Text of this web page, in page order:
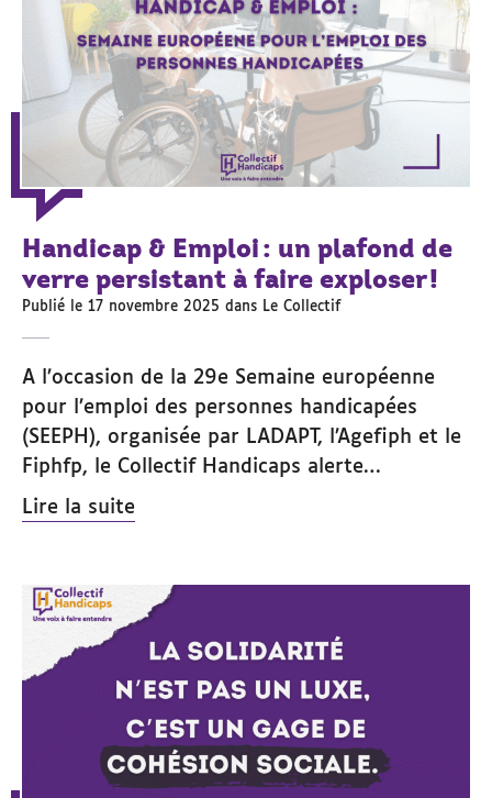
Handicap & Emploi : un plafond de
verre persistant à faire exploser !
Publié le 17 novembre 2025 dans Le Collectif
A l’occasion de la 29e Semaine européenne
pour l’emploi des personnes handicapées
(SEEPH), organisée par LADAPT, l’Agefiph et le
Fiphfp, le Collectif Handicaps alerte…
Lire la suite